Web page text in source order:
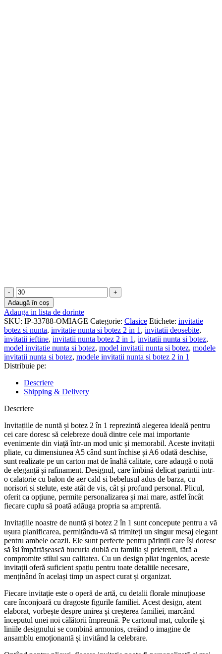
Cantitate
Invitatii
nunta
si
botez
2
in
1
-
Clasice
-
INBC-
Adaugă în coș
Adauga in lista de dorinte
SKU: IP-33788-OMIAGE Categorie: Clasice Etichete: invitatie
botez si nunta, invitatie nunta si botez 2 in 1 , invitatii deosebite,
invitatii ieftine, invitatii nunta botez 2 in 1 , invitatii nunta si botez,
model invitatie nunta si botez, model invitatii nunta si botez, modele
invitatii nunta si botez, modele invitatii nunta si botez 2 in 1
Distribuie pe:
Descriere
Shipping & Delivery
Descriere
Invitațiile de nuntă și botez 2 în 1 reprezintă alegerea ideală pentru
cei care doresc să celebreze două dintre cele mai importante
evenimente din viață într-un mod unic și memorabil. Aceste invitații
pliate, cu dimensiunea A5 când sunt închise și A6 odată deschise,
sunt realizate pe un carton mat de înaltă calitate, care adaugă o notă
de eleganță și rafinament. Designul, care îmbină delicat parintii intr-
o calatorie cu balon de aer cald si bebelusul adus de barza, cu
norisori si stelute, este atât de vis, cât și profund personal. Plicul,
oferit ca opțiune, permite personalizarea și mai mare, astfel încât
fiecare cuplu să poată adăuga propria sa amprentă.
Invitațiile noastre de nuntă și botez 2 în 1 sunt concepute pentru a vă
ușura planificarea, permițându-vă să trimiteți un singur mesaj elegant
pentru ambele ocazii. Ele sunt perfecte pentru părinții care își doresc
să își împărtășească bucuria dublă cu familia și prietenii, fără a
compromite stilul sau calitatea. Cu un design pliat ingenios, aceste
invitații oferă suficient spațiu pentru toate detaliile necesare,
menținând în același timp un aspect curat și organizat.
Fiecare invitație este o operă de artă, cu detalii florale minuțioase
care înconjoară cu dragoste figurile familiei. Acest design, atent
elaborat, vorbește despre unirea și creșterea familiei, marcând
începutul unei noi călătorii împreună. Pe cartonul mat, culorile și
liniile designului se combină armonios, creând o imagine de
ansamblu emoționantă și invitând la celebrare.